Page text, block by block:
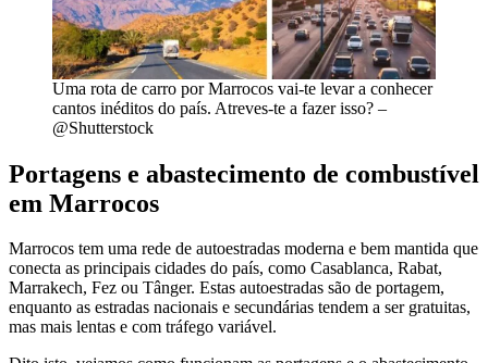
Uma rota de carro por Marrocos vai-te levar a conhecer
cantos inéditos do país. Atreves-te a fazer isso? –
@Shutterstock
Portagens e abastecimento de combustível
em Marrocos
Marrocos tem uma rede de autoestradas moderna e bem mantida que
conecta as principais cidades do país, como Casablanca, Rabat,
Marrakech, Fez ou Tânger. Estas autoestradas são de portagem,
enquanto as estradas nacionais e secundárias tendem a ser gratuitas,
mas mais lentas e com tráfego variável.